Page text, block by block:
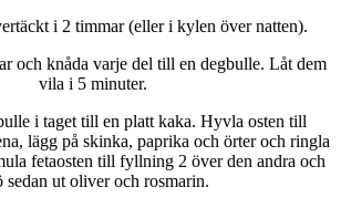
i 2 timmar (eller i kylen över natten).
och knåda varje del till en degbulle. Låt dem
vila i 5 minuter.
i taget till en platt kaka. Hyvla osten till
lägg på skinka, paprika och örter och ringla
fetaosten till fyllning 2 över den andra och
sedan ut oliver och rosmarin.